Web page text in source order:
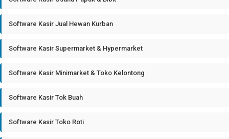
Software Kasir Jual Hewan Kurban
Software Kasir Supermarket & Hypermarket
Software Kasir Minimarket & Toko Kelontong
Software Kasir Tok Buah
Software Kasir Toko Roti